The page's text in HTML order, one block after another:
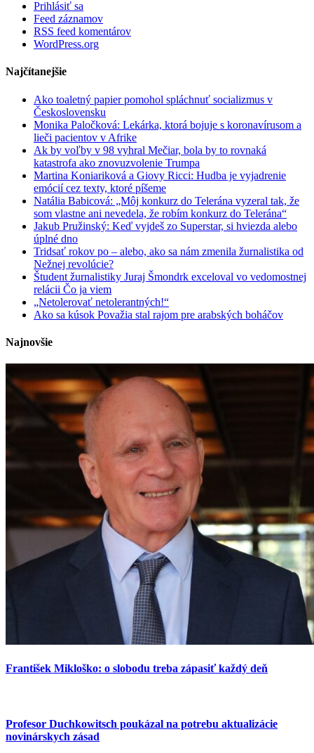
Prihlásiť sa
Feed záznamov
RSS feed komentárov
WordPress.org
Najčítanejšie
Ako toaletný papier pomohol spláchnuť socializmus v
Československu
Monika Paločková: Lekárka, ktorá bojuje s koronavírusom a
lieči pacientov v Afrike
Ak by voľby v 98 vyhral Mečiar, bola by to rovnaká
katastrofa ako znovuzvolenie Trumpa
Martina Koniariková a Giovy Ricci: Hudba je vyjadrenie
emócií cez texty, ktoré píšeme
Natália Babicová: „Môj konkurz do Telerána vyzeral tak, že
som vlastne ani nevedela, že robím konkurz do Telerána“
Jakub Pružinský: Keď vyjdeš zo Superstar, si hviezda alebo
úplné dno
Tridsať rokov po – alebo, ako sa nám zmenila žurnalistika od
Nežnej revolúcie?
Študent žurnalistiky Juraj Šmondrk exceloval vo vedomostnej
relácii Čo ja viem
„Netolerovať netolerantných!“
Ako sa kúsok Považia stal rajom pre arabských boháčov
Najnovšie
František Mikloško: o slobodu treba zápasiť každý deň
Profesor Duchkowitsch poukázal na potrebu aktualizácie
novinárskych zásad